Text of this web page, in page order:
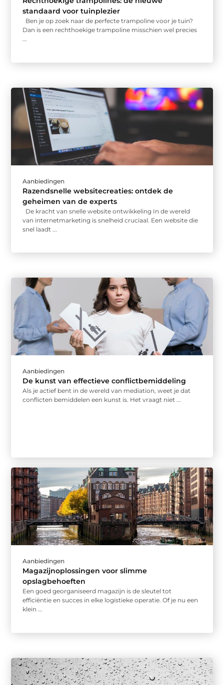
standaard voor tuinplezier
Ben je op zoek naar de perfecte trampoline voor je tuin?
Dan is een rechthoekige trampoline misschien wel precies
...
Aanbiedingen
Razendsnelle websitecreaties: ontdek de
geheimen van de experts
De kracht van snelle website ontwikkeling In de wereld
van internetmarketing is snelheid cruciaal. Een website die
snel laadt ...
Aanbiedingen
De kunst van effectieve conflictbemiddeling
Als je actief bent in de wereld van mediation, weet je dat
conflicten bemiddelen een kunst is. Het vraagt niet ...
Aanbiedingen
Magazijnoplossingen voor slimme
opslagbehoeften
Een goed georganiseerd magazijn is de sleutel tot
efficiëntie en succes in elke logistieke operatie. Of je nu een
klein ...